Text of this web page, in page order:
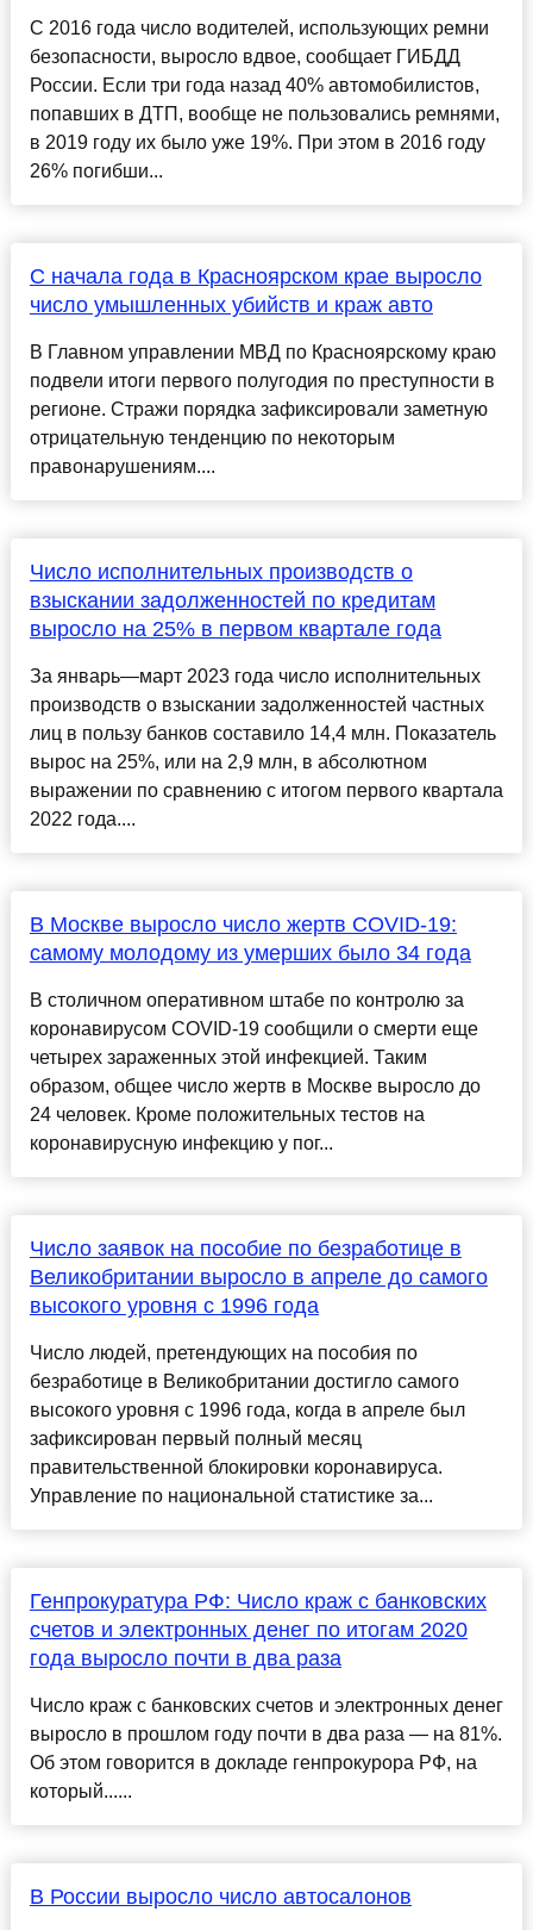
С 2016 года число водителей, использующих ремни
безопасности, выросло вдвое, сообщает ГИБДД
России. Если три года назад 40% автомобилистов,
попавших в ДТП, вообще не пользовались ремнями,
в 2019 году их было уже 19%. При этом в 2016 году
26% погибши...
С начала года в Красноярском крае выросло
число умышленных убийств и краж авто
В Главном управлении МВД по Красноярскому краю
подвели итоги первого полугодия по преступности в
регионе. Стражи порядка зафиксировали заметную
отрицательную тенденцию по некоторым
правонарушениям....
Число исполнительных производств о
взыскании задолженностей по кредитам
выросло на 25% в первом квартале года
За январь—март 2023 года число исполнительных
производств о взыскании задолженностей частных
лиц в пользу банков составило 14,4 млн. Показатель
вырос на 25%, или на 2,9 млн, в абсолютном
выражении по сравнению с итогом первого квартала
2022 года....
В Москве выросло число жертв COVID-19:
самому молодому из умерших было 34 года
В столичном оперативном штабе по контролю за
коронавирусом COVID-19 сообщили о смерти еще
четырех зараженных этой инфекцией. Таким
образом, общее число жертв в Москве выросло до
24 человек. Кроме положительных тестов на
коронавирусную инфекцию у пог...
Число заявок на пособие по безработице в
Великобритании выросло в апреле до самого
высокого уровня с 1996 года
Число людей, претендующих на пособия по
безработице в Великобритании достигло самого
высокого уровня с 1996 года, когда в апреле был
зафиксирован первый полный месяц
правительственной блокировки коронавируса.
Управление по национальной статистике за...
Генпрокуратура РФ: Число краж с банковских
счетов и электронных денег по итогам 2020
года выросло почти в два раза
Число краж с банковских счетов и электронных денег
выросло в прошлом году почти в два раза — на 81%.
Об этом говорится в докладе генпрокурора РФ, на
который......
В России выросло число автосалонов